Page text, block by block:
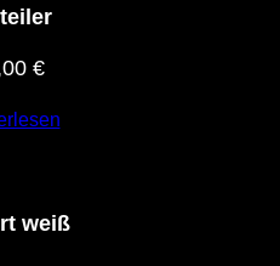
und Website in diesem
Kommentar
€
weiß